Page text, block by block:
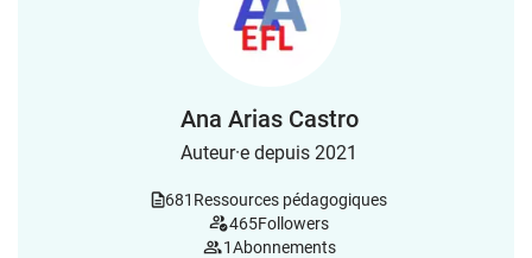
Ana Arias Castro
Auteur·e depuis 2021
681 Ressources pédagogiques
465Followers
1Abonnements